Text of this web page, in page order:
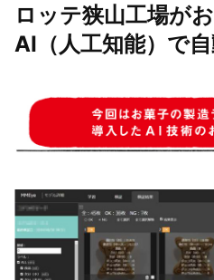
ロッテ狭山工場が
AI（人工知能）で